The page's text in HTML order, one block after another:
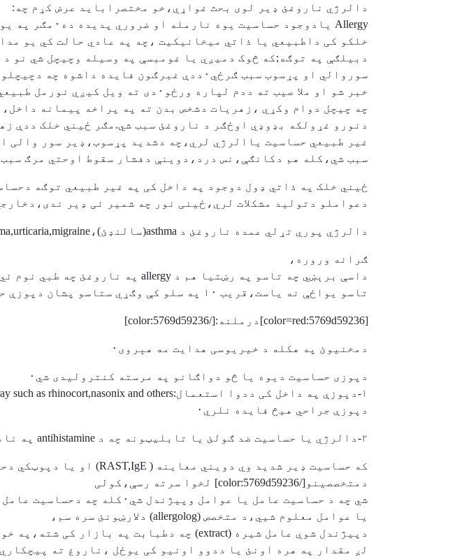
دالرژي ناروغئ ډير لوی بحث غواړي،خو مختصرابايد عرض کړم چه:
Allergy يادوجود حساسيت يوه نارمله او ضروري پديده ده٠مګر په يوشمير
خلکو کی داطبيعي يا ذاتي ميخانيکيت ،چه په عادي حالت کي يو
دبيلګې په توګه;که څوک دميږي يا غومبسې په وسيله وچيچل شي نو د
سوروالي او پړسوب سبب ګرځي٠ددې غبرګون فايده داشوه چه دچيچلو نه
خبر شو او ملا صيب ته ددم لپاره ورځو٠دی ته ويل کيږي نورمل طبيعي غبرږون،عکسالعمل يا reaction ٠که داغبرږون موجود نه وي،نو کيدې شي
چه چيچل دوام وکړي ،زهريات دشخص بدن ته په پراخه پيمانه
دنورو غړولکه بډوډي اوځګر د ناروغئ سبب شي.مګر ځيني خلک ددې
غير طبيعي حساسيت ياالرژي لري،چه دشدید پړسوب،ډیر سور والی
سبب شي،کله هم دکانګې،نس درد،دوينې دفشار سقوط اوحتي مرګ سبب
ځيني خلک په ذاتي ډول دوجود په داخل کی په غير طبيعي توګه
دعواملو دتوليد مشکلات لري،ځينی نور چه شمير ئی ډير
دالرژي پوري تړلي عمده ناروغئ د asthma(سالنډئ)،allergic rhinitis or allergic rhino sinusitis,eczema,urticaria,migraine اونور دي٠
ګرانه وروره،
داسې برېښي چه تاسو په رښتيا هم د allergy په ناروغئ چه طبي نوم ئيallergic rhino sinusitis يا hay fever دی،اخته ياست٠
تاسو يواځې نه ياست،قريب ١٠ په سلو کې وګړي ستاسو پشان دپوزې حساسيت لري٠
[color=red:5769d59236]درملنه:[/color:5769d59236]
دمخنيوئ په هکله د خيريوسی هدايت مه هېروی٠
دپوزی حساسيت ديوه يا څو دواګانو په مرسته کنتروليدی شي٠
١-دپوزې په داخل کی ددوا استعمال:topical nasal steroid spray such as rhinocort,nasonix and others.
دپوزې جراحي هيڅ فايده نلري٠
٢-دالرژي يا حساسيت ضد ګولئ يا تابليټونه چه د antihistamine په نامه ياديږي او مختلف ډولونه لري٠
دمتخصصينو[/color:5769d59236] لخوا سرته رسې،کولی
شي چه د حساسيت عامل يا عوامل وپيژندل شي٠کله چه دحساسيت عامل
يا عوامل معلوم شيي،د متخصص (allergolog) دلارښونئ سره سم،
دپيژندل شوي عامل شيره (extract) چه دطبابت په بازار کی شته،په خورا